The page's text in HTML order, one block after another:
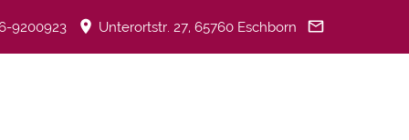
9200923 Unterortstr. 27, 65760 Eschborn